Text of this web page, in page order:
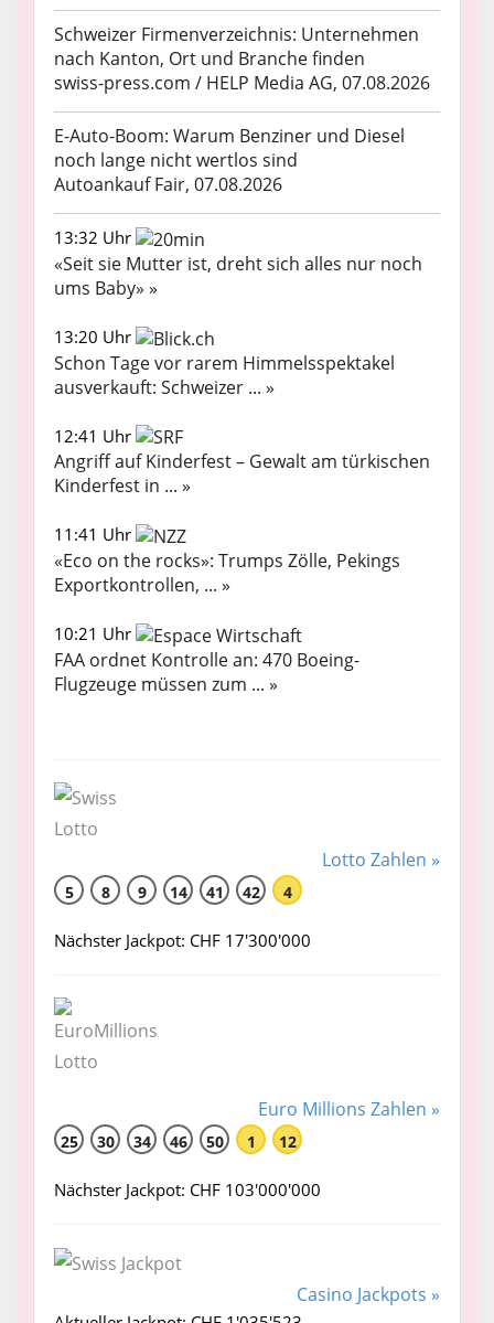
Schweizer Firmenverzeichnis: Unternehmen
nach Kanton, Ort und Branche finden
swiss-press.com / HELP Media AG, 07.08.2026
E-Auto-Boom: Warum Benziner und Diesel
noch lange nicht wertlos sind
Autoankauf Fair, 07.08.2026
13:32 Uhr
«Seit sie Mutter ist, dreht sich alles nur noch
ums Baby» »
13:20 Uhr
Schon Tage vor rarem Himmelsspektakel
ausverkauft: Schweizer ... »
12:41 Uhr
Angriff auf Kinderfest – Gewalt am türkischen
Kinderfest in ... »
11:41 Uhr
«Eco on the rocks»: Trumps Zölle, Pekings
Exportkontrollen, ... »
10:21 Uhr
FAA ordnet Kontrolle an: 470 Boeing-
Flugzeuge müssen zum ... »
Lotto Zahlen »
5 8 9 14 41 42 4
Nächster Jackpot: CHF 17'300'000
Euro Millions Zahlen »
25 30 34 46 50 1 12
Nächster Jackpot: CHF 103'000'000
Casino Jackpots »